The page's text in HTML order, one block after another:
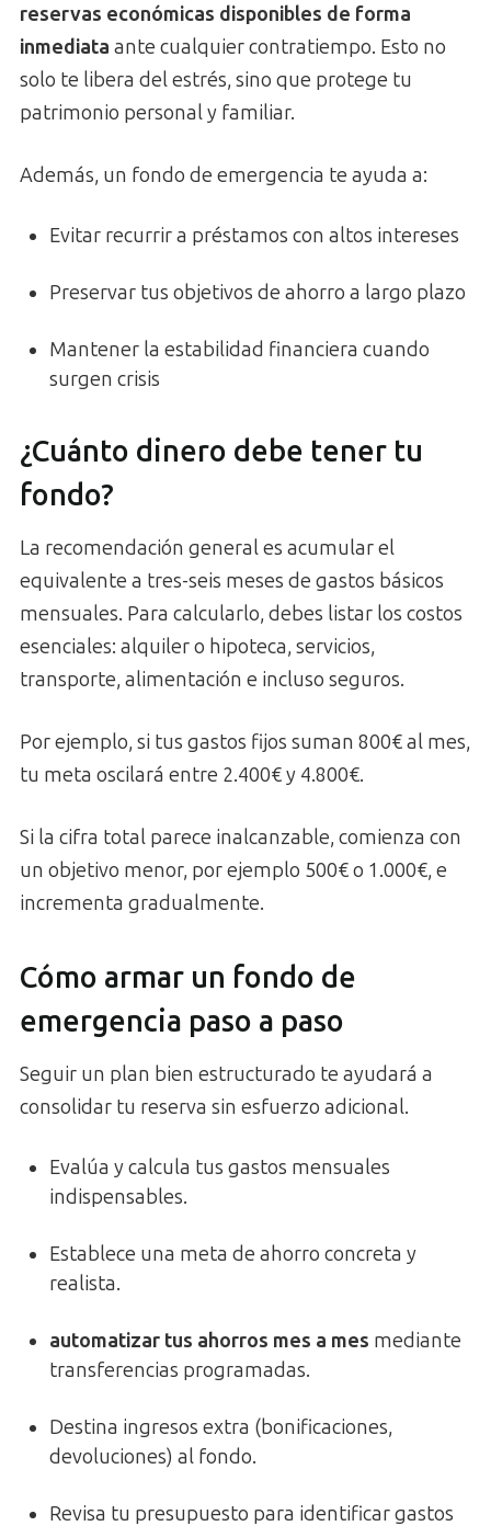
reservas económicas disponibles de forma
inmediata ante cualquier contratiempo. Esto no
solo te libera del estrés, sino que protege tu
patrimonio personal y familiar.
Además, un fondo de emergencia te ayuda a:
Evitar recurrir a préstamos con altos intereses
Preservar tus objetivos de ahorro a largo plazo
Mantener la estabilidad financiera cuando
surgen crisis
¿Cuánto dinero debe tener tu
fondo?
La recomendación general es acumular el
equivalente a tres-seis meses de gastos básicos
mensuales. Para calcularlo, debes listar los costos
esenciales: alquiler o hipoteca, servicios,
transporte, alimentación e incluso seguros.
Por ejemplo, si tus gastos fijos suman 800€ al mes,
tu meta oscilará entre 2.400€ y 4.800€.
Si la cifra total parece inalcanzable, comienza con
un objetivo menor, por ejemplo 500€ o 1.000€, e
incrementa gradualmente.
Cómo armar un fondo de
emergencia paso a paso
Seguir un plan bien estructurado te ayudará a
consolidar tu reserva sin esfuerzo adicional.
Evalúa y calcula tus gastos mensuales
indispensables.
Establece una meta de ahorro concreta y
realista.
automatizar tus ahorros mes a mes mediante
transferencias programadas.
Destina ingresos extra (bonificaciones,
devoluciones) al fondo.
Revisa tu presupuesto para identificar gastos